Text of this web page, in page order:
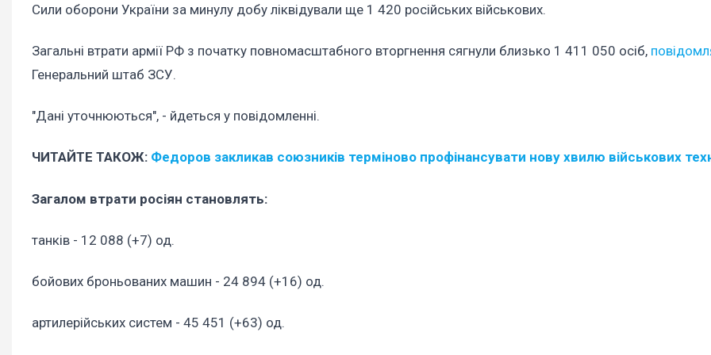
Сили оборони України за минулу добу ліквідували ще 1 420 російських військових.
Загальні втрати армії РФ з початку повномасштабного вторгнення сягнули близько 1 411 050 осіб,
Генеральний штаб ЗСУ.
"Дані уточнюються", - йдеться у повідомленні.
ЧИТАЙТЕ ТАКОЖ: Федоров закликав союзників терміново профінансувати нову хвилю військових
Загалом втрати росіян становлять:
танків - 12 088 (+7) од.
бойових броньованих машин - 24 894 (+16) од.
артилерійських систем - 45 451 (+63) од.